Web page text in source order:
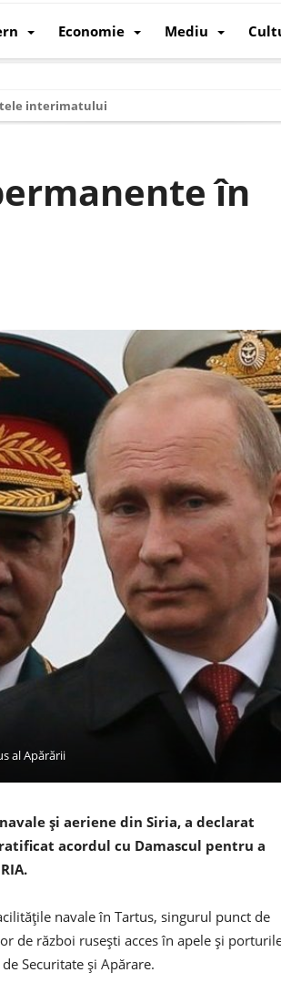
Economie Mediu
interimatului
ne așteaptă? – O analiză structurală a
țară
Nvidia
în sectorul energetic
în
al Apărării
și aeriene din Siria, a declarat
acordul cu Damascul pentru a
navale în Tartus, singurul punct de
de război rusești acces în apele și
Securitate și Apărare.